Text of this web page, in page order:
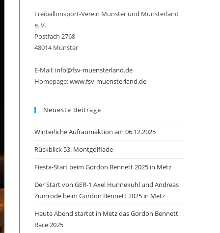
Freiballonsport-Verein Münster und Münsterland
e. V.
Postfach 2768
48014 Münster
E-Mail: info@fsv-muensterland.de
Homepage:www.fsv-muensterland.de
Neueste Beiträge
Winterliche Aufräumaktion am 06.12.2025
Rückblick 53. Montgolfiade
Fiesta-Start beim Gordon Bennett 2025 in Metz
Der Start von GER-1 Axel Hunnekuhl und Andreas
Zumrode beim Gordon Bennett 2025 in Metz
Heute Abend startet in Metz das Gordon Bennett
Race 2025